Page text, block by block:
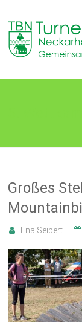
content
TB
in
Großes
Ena Seibert